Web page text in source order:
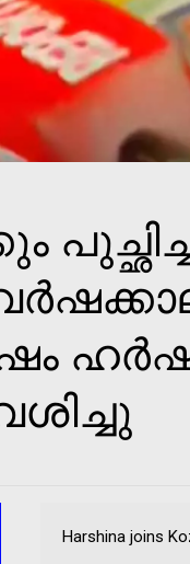
Harshina joins